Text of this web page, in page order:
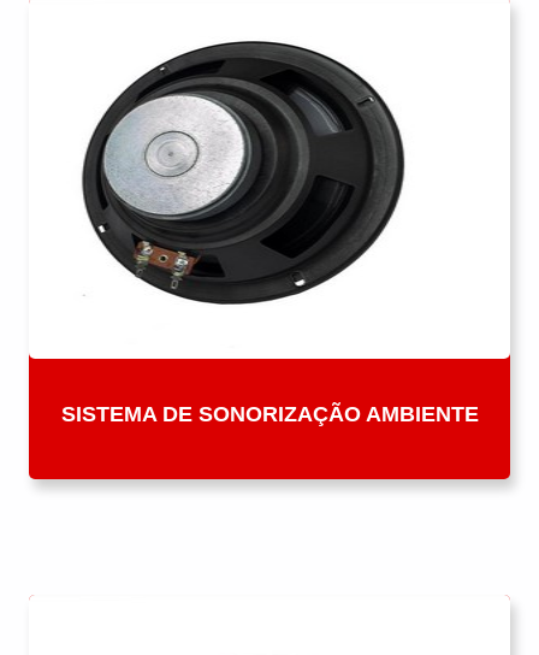
SISTEMA DE SONORIZAÇÃO AMBIENTE